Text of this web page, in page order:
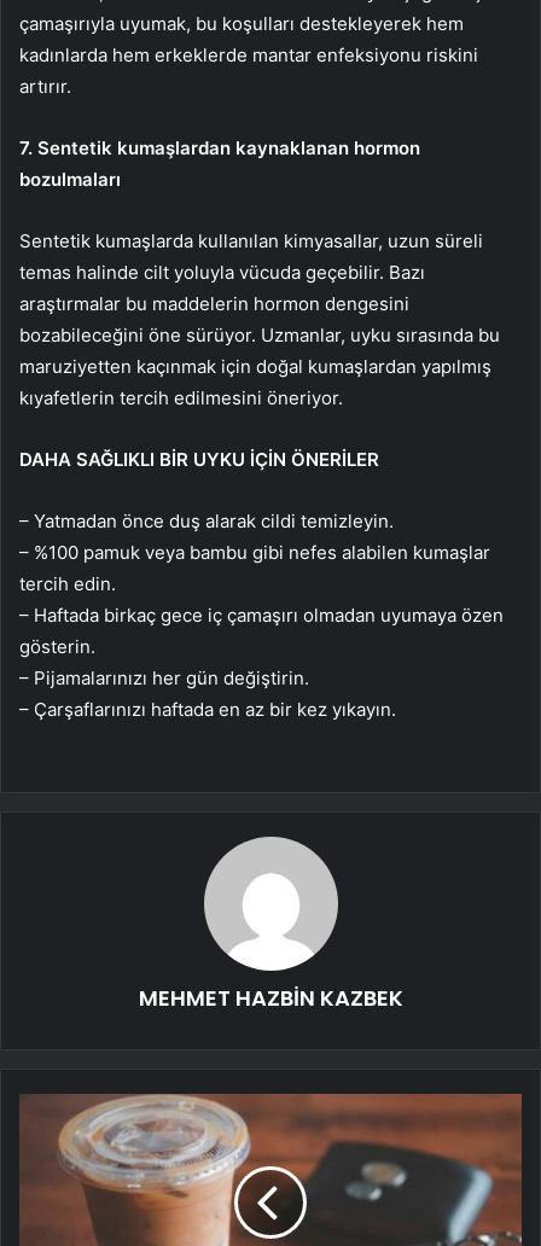
çamaşırıyla uyumak, bu koşulları destekleyerek hem
kadınlarda hem erkeklerde mantar enfeksiyonu riskini
artırır.
7. Sentetik kumaşlardan kaynaklanan hormon
bozulmaları
Sentetik kumaşlarda kullanılan kimyasallar, uzun süreli
temas halinde cilt yoluyla vücuda geçebilir. Bazı
araştırmalar bu maddelerin hormon dengesini
bozabileceğini öne sürüyor. Uzmanlar, uyku sırasında bu
maruziyetten kaçınmak için doğal kumaşlardan yapılmış
kıyafetlerin tercih edilmesini öneriyor.
DAHA SAĞLIKLI BİR UYKU İÇİN ÖNERİLER
– Yatmadan önce duş alarak cildi temizleyin.
– %100 pamuk veya bambu gibi nefes alabilen kumaşlar
tercih edin.
– Haftada birkaç gece iç çamaşırı olmadan uyumaya özen
gösterin.
– Pijamalarınızı her gün değiştirin.
– Çarşaflarınızı haftada en az bir kez yıkayın.
MEHMET HAZBİN KAZBEK